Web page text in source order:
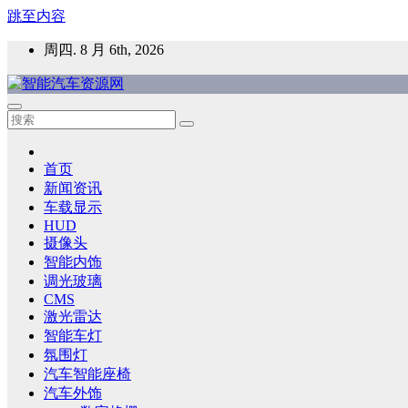
跳至内容
周四. 8 月 6th, 2026
智能汽车资源网
智能表面，智能内饰，新能源汽车，HMI，人车交互，智能车
首页
新闻资讯
车载显示
HUD
摄像头
智能内饰
调光玻璃
CMS
激光雷达
智能车灯
氛围灯
汽车智能座椅
汽车外饰